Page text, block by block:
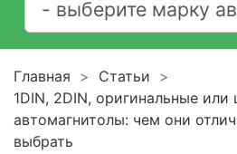
Главная
Статьи
1DIN, 2DIN, оригинальные или
автомагнитолы: чем они
выбрать